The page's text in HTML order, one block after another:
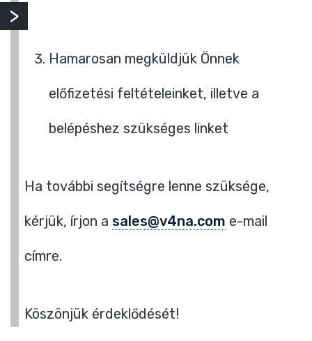
Hamarosan megküldjük Önnek
előfizetési feltételeinket, illetve a
belépéshez szükséges linket
Ha további segítségre lenne szüksége,
kérjük, írjon a sales@v4na.com e-mail
címre.
Köszönjük érdeklődését!